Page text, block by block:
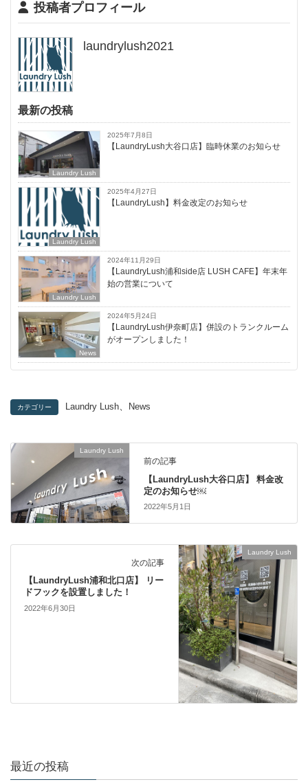
投稿者プロフィール
laundrylush2021
最新の投稿
Laundry Lush
2025年7月8日
【LaundryLush大谷口店】臨時休業のお知らせ
Laundry Lush
2025年4月27日
【LaundryLush】料金改定のお知らせ
Laundry Lush
2024年11月29日
【LaundryLush浦和side店 LUSH CAFE】年末年
始の営業について
News
2024年5月24日
【LaundryLush伊奈町店】併設のトランクルーム
がオープンしました！
カテゴリー Laundry Lush、 News
Laundry Lush
前の記事
【LaundryLush大谷口店】 料金改
定のお知らせ￼
2022年5月1日
Laundry Lush
次の記事
【LaundryLush浦和北口店】 リー
ドフックを設置しました！
2022年6月30日
最近の投稿